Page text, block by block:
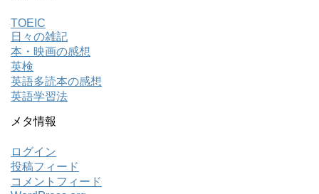
TOEIC
日々の雑記
本・映画の感想
英検
英語多読本の感想
英語学習法
メタ情報
ログイン
投稿フィード
コメントフィード